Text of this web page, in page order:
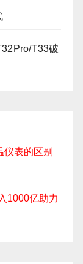
T33破
仪表的区别
1000亿助力